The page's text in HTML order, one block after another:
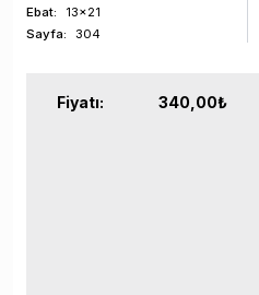
Ebat:
13x21
Sayfa: 304
Fiyatı: 340,00₺